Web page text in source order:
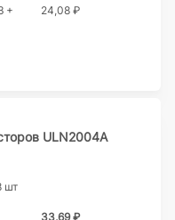
+
24,08 ₽
ULN2004A
шт
33,69 ₽